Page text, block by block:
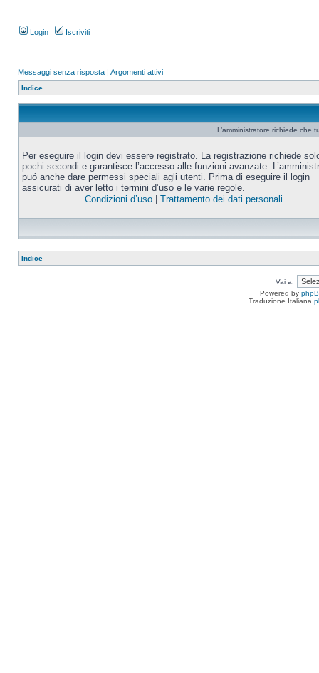
Login Iscriviti
Messaggi senza risposta | Argomenti attivi
Indice
L’amministratore richiede che
Per eseguire il login devi essere registrato. La registrazione richiede
pochi secondi e garantisce l’accesso alle funzioni avanzate.
puó anche dare permessi speciali agli utenti. Prima di eseguire il login
assicurati di aver letto i termini d’uso e le varie regole.
Condizioni d’uso| Trattamento dei dati personali
Indice
Vai a:
Powered by
Traduzione Italiana